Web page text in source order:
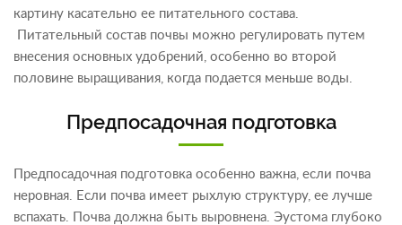
картину касательно ее питательного состава.
Питательный состав почвы можно регулировать путем
внесения основных удобрений, особенно во второй
половине выращивания, когда подается меньше воды.
Предпосадочная подготовка
Предпосадочная подготовка особенно важна, если почва
неровная. Если почва имеет рыхлую структуру, ее лучше
вспахать. Почва должна быть выровнена. Эустома глубоко